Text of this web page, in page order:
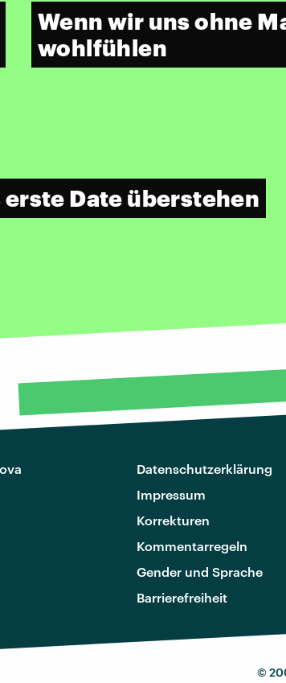
Wenn wir uns ohne
wohlfühlen
erste Date überstehen
Datenschutzerklärung
Impressum
Korrekturen
Kommentarregeln
Gender und Sprache
Barrierefreiheit
©